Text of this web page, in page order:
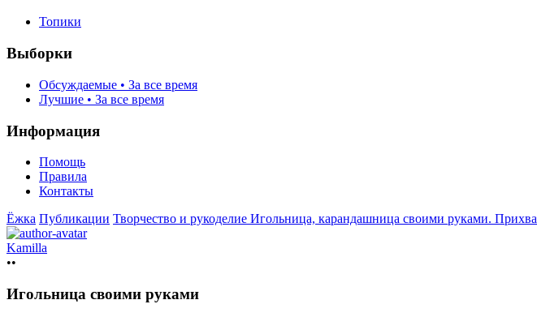
Топики
Выборки
Обсуждаемые • За все время
Лучшие • За все время
Информация
Помощь
Правила
Контакты
Ёжка Публикации Творчество и рукоделие Игольница, карандашница своими руками.
Kamilla
••
Игольница своими руками